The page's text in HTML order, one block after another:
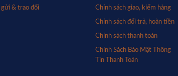
gửi & trao đổi Chính sách giao, kiểm hàng
Chính sách đổi trả, hoàn tiền
Chính sách thanh toán
Chính Sách Bảo Mật Thông
Tin Thanh Toán